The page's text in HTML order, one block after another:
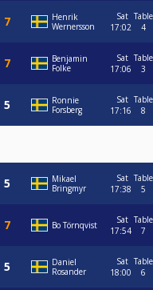
Henrik
Wernersson
Sat
17:02
Table
4
Benjamin
Folke
Sat
17:06
Table
3
Ronnie
Forsberg
Sat
17:16
Table
8
Mikael
Bringmyr
Sat
17:38
Table
5
Bo Törnqvist
Sat
17:54
Table
7
Daniel
Rosander
Sat
18:00
Table
6